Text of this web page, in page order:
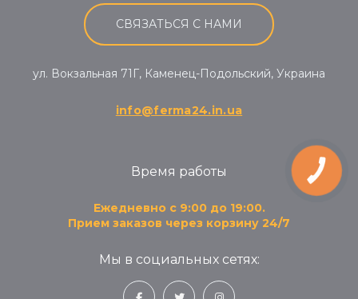
СВЯЗАТЬСЯ С НАМИ
ул. Вокзальная 71Г, Каменец-Подольский, Украина
info@ferma24.in.ua
Время работы
Ежедневно с 9:00 до 19:00.
Прием заказов через корзину 24/7
Мы в социальных сетях:
КНОПКА
ЗВ'ЯЗКУ